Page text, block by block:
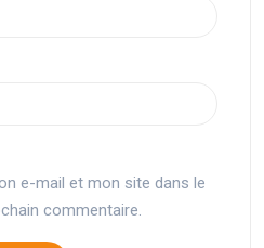
e-mail et mon site dans le
commentaire.